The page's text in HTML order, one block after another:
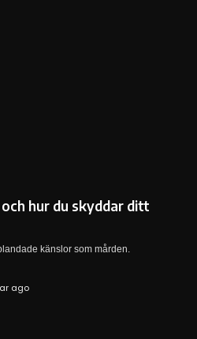
hur du skyddar ditt
känslor som mården.
ago